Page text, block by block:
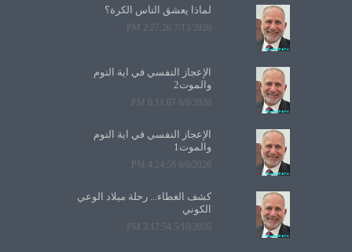
لماذا يعشق الناس الكرة؟
7/13/2026 2:27:26 PM
الإعجاز النفسي في آية النوم
والموت2
6/8/2026 6:11:07 PM
الإعجاز النفسي في آية النوم
والموت1
6/6/2026 4:24:58 PM
كشف الغطاء... رحلة ميلاد الوعي
الكوني
5/10/2026 3:17:54 PM